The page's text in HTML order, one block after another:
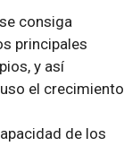
consiga
principales
y así
el crecimiento
de los